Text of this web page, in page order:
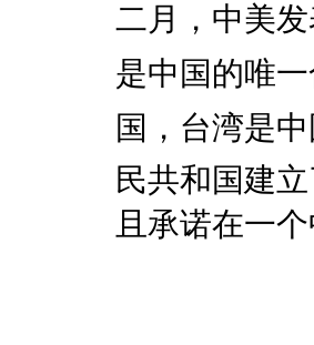
二月，中美
是中国的唯一
国，台湾是
民共和国建
且承诺在一